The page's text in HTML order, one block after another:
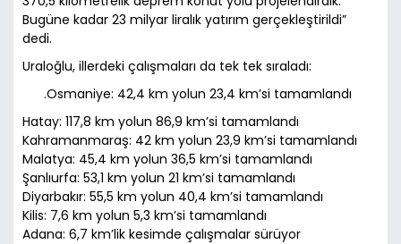
Bugüne kadar 23 milyar liralık yatırım gerçekleştirildi”
dedi.
Uraloğlu, illerdeki çalışmaları da tek tek sıraladı:
.Osmaniye: 42,4 km yolun 23,4 km’si tamamlandı
Hatay: 117,8 km yolun 86,9 km’si tamamlandı
Kahramanmaraş: 42 km yolun 23,9 km’si tamamlandı
Malatya: 45,4 km yolun 36,5 km’si tamamlandı
Şanlıurfa: 53,1 km yolun 21 km’si tamamlandı
Diyarbakır: 55,5 km yolun 40,4 km’si tamamlandı
Kilis: 7,6 km yolun 5,3 km’si tamamlandı
Adana: 6,7 km’lik kesimde çalışmalar sürüyor